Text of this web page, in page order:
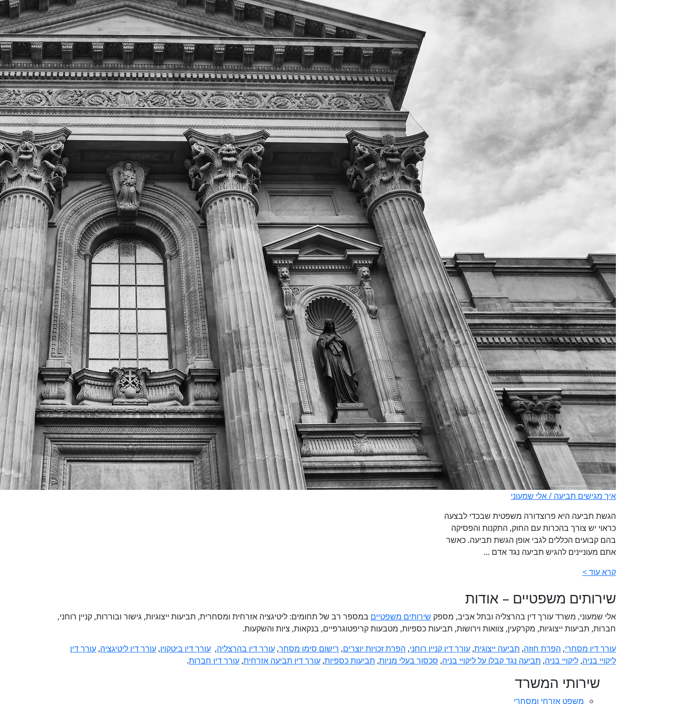
איך מגישים תביעה /אלי שמעוני
הגשת תביעה היא פרוצדורה משפטית שבכדי לבצעה
כראוי יש צורך בהכרות עם החוק, התקנות והפסיקה
בהם קבועים הכללים לגבי אופן הגשת תביעה. כאשר
אתם מעוניינים להגיש תביעה נגד אדם ...
קרא עוד >
שירותים משפטיים – אודות
אלי שמעוני, משרד עורך דין בהרצליה ובתל אביב, מספק שירותים משפטיים במספר רב של תחומים: ליטיגציה אזרחית ומסחרית, תביעות ייצוגיות, גישור ובוררות, קניין רוחני,
חברות, תביעות ייצוגיות, מקרקעין, צוואות וירושות, תביעות כספיות, מטבעות קריפטוגרפיים, בנקאות, ציות והשקעות.
עורך דין מסחרי, הפרת חוזה, תביעה ייצוגית, עורך דין קניין רוחני, הפרת זכויות יוצרים, רישום סימן מסחר, עורך דין בהרצליה, עורך דין ביטקוין, עורך דין ליטיגציה, עורך דין
ליקויי בניה, ליקויי בניה, תביעה נגד קבלן על ליקויי בניה, סכסוך בעלי מניות, תביעות כספיות, עורך דין תביעה אזרחית, עורך דין חברות.
שירותי המשרד
משפט אזרחי ומסחרי